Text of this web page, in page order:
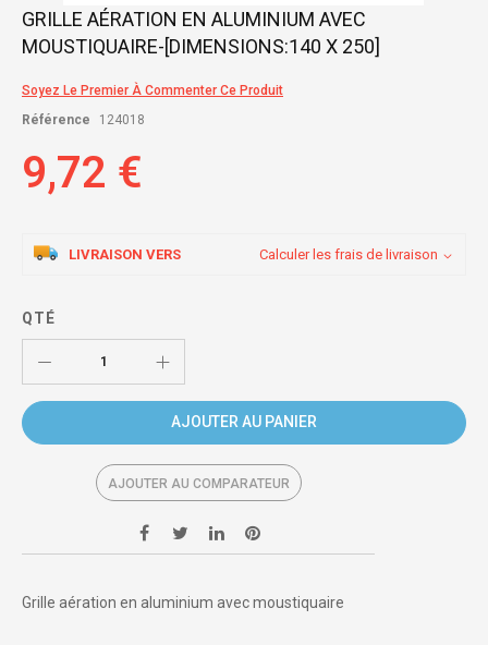
Skip
the
of
images
GRILLE AÉRATION EN ALUMINIUM AVEC
MOUSTIQUAIRE-[DIMENSIONS:140 X 250]
Soyez Le Premier À Commenter Ce Produit
Référence
124018
9,72 €
LIVRAISON VERS Calculer les frais de livraison
QTÉ
AJOUTER AU PANIER
AJOUTER AU COMPARATEUR
Grille aération en aluminium avec moustiquaire